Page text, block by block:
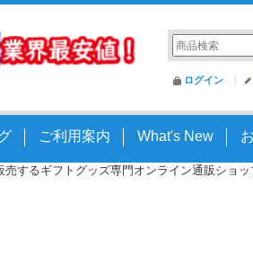
ログイン
ご利用案内 What's New
するギフトグッズ専門オンライン通販シ